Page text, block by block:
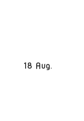
18 Aug.